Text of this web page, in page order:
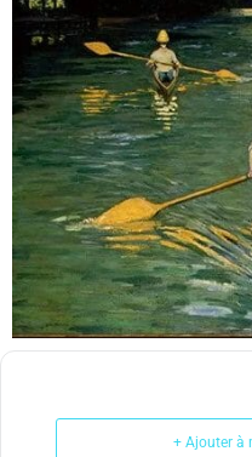
+ Ajouter à